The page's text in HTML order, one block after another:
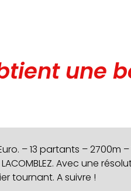
– 13 partants – 2700m
Avec une
tournant. A suivre !